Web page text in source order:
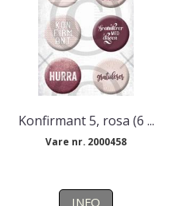
Konfirmant 5, rosa (6 ...
Vare nr. 2000458
INFO